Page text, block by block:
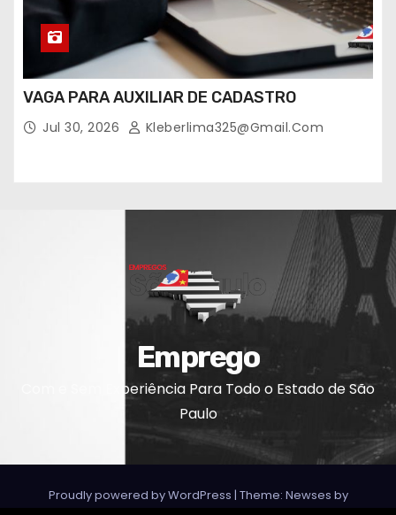
VAGA PARA AUXILIAR DE CADASTRO
Jul 30, 2026 Kleberlima325@gmail.com
Emprego
Com e Sem Experiência Para Todo o Estado de São
Paulo
Proudly powered by WordPress | Theme: Newses by